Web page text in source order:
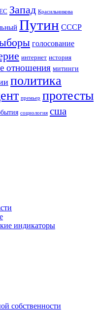
Запад Красильникова
Путин СССР
голосование
интернет история
отношения митинги
политика
премьер протесты
социология сша
индикаторы
собственности